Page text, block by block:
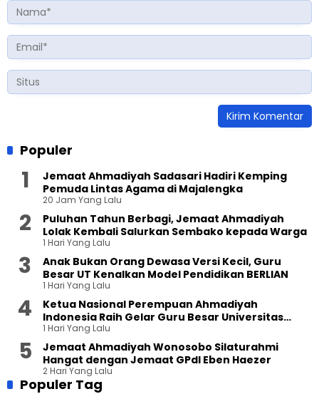
Populer
Jemaat Ahmadiyah Sadasari Hadiri Kemping
Pemuda Lintas Agama di Majalengka
20 Jam Yang Lalu
Puluhan Tahun Berbagi, Jemaat Ahmadiyah
Lolak Kembali Salurkan Sembako kepada Warga
1 Hari Yang Lalu
Anak Bukan Orang Dewasa Versi Kecil, Guru
Besar UT Kenalkan Model Pendidikan BERLIAN
1 Hari Yang Lalu
Ketua Nasional Perempuan Ahmadiyah
Indonesia Raih Gelar Guru Besar Universitas
Terbuka
1 Hari Yang Lalu
Jemaat Ahmadiyah Wonosobo Silaturahmi
Hangat dengan Jemaat GPdI Eben Haezer
2 Hari Yang Lalu
Populer Tag